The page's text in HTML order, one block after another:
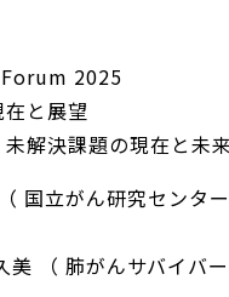
2025
と展望
解決課題の現在と未来
国立がん研究センタ
（ 肺がんサバイバー